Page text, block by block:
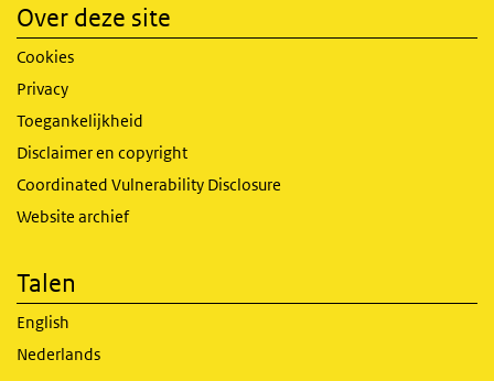
Over deze site
Cookies
Privacy
Toegankelijkheid
Disclaimer en copyright
Coordinated Vulnerability Disclosure
Website archief
Talen
English
Nederlands